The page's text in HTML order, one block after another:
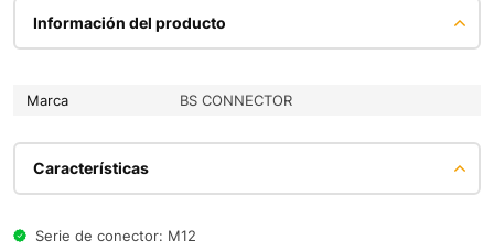
Información del producto
Marca BS CONNECTOR
Características
Serie de conector: M12